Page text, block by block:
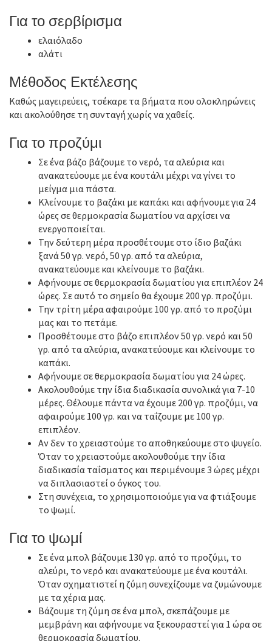
Για το σερβίρισμα
ελαιόλαδο
αλάτι
Μέθοδος Εκτέλεσης
Καθώς μαγειρεύεις, τσέκαρε τα βήματα που ολοκληρώνεις
και ακολούθησε τη συνταγή χωρίς να χαθείς.
Για το προζύμι
Σε ένα βάζο βάζουμε το νερό, τα αλεύρια και
ανακατεύουμε με ένα κουτάλι μέχρι να γίνει το
μείγμα μια πάστα.
Κλείνουμε το βαζάκι με καπάκι και αφήνουμε για 24
ώρες σε θερμοκρασία δωματίου να αρχίσει να
ενεργοποιείται.
Την δεύτερη μέρα προσθέτουμε στο ίδιο βαζάκι
ξανά 50 γρ. νερό, 50 γρ. από τα αλεύρια,
ανακατεύουμε και κλείνουμε το βαζάκι.
Αφήνουμε σε θερμοκρασία δωματίου για επιπλέον 24
ώρες. Σε αυτό το σημείο θα έχουμε 200 γρ. προζύμι.
Την τρίτη μέρα αφαιρούμε 100 γρ. από το προζύμι
μας και το πετάμε.
Προσθέτουμε στο βάζο επιπλέον 50 γρ. νερό και 50
γρ. από τα αλεύρια, ανακατεύουμε και κλείνουμε το
καπάκι.
Αφήνουμε σε θερμοκρασία δωματίου για 24 ώρες.
Ακολουθούμε την ίδια διαδικασία συνολικά για 7-10
μέρες. Θέλουμε πάντα να έχουμε 200 γρ. προζύμι, να
αφαιρούμε 100 γρ. και να ταΐζουμε με 100 γρ.
επιπλέον.
Αν δεν το χρειαστούμε το αποθηκεύουμε στο ψυγείο.
Όταν το χρειαστούμε ακολουθούμε την ίδια
διαδικασία ταΐσματος και περιμένουμε 3 ώρες μέχρι
να διπλασιαστεί ο όγκος του.
Στη συνέχεια, το χρησιμοποιούμε για να φτιάξουμε
το ψωμί.
Για το ψωμί
Σε ένα μπολ βάζουμε 130 γρ. από το προζύμι, το
αλεύρι, το νερό και ανακατεύουμε με ένα κουτάλι.
Όταν σχηματιστεί η ζύμη συνεχίζουμε να ζυμώνουμε
με τα χέρια μας.
Βάζουμε τη ζύμη σε ένα μπολ, σκεπάζουμε με
μεμβράνη και αφήνουμε να ξεκουραστεί για 1 ώρα σε
θερμοκρασία δωματίου.